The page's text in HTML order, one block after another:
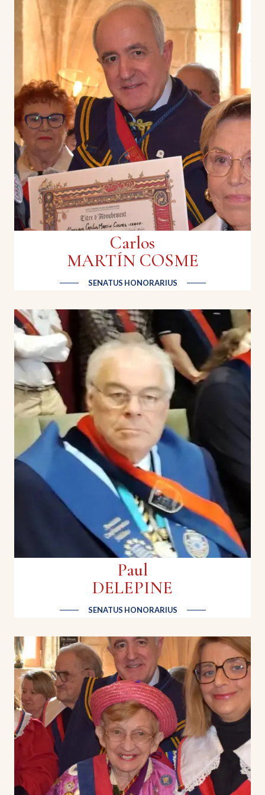
Carlos
MARTÍN COSME
SENATUS HONORARIUS
Paul
DELEPINE
SENATUS HONORARIUS
Claudine COUDERC
Ancienne ingénieure | Airbus
Vice-présidente de la confrérie de la Violette de
Toulouse et dignitaire de la Grande Confrérie du
Cassoulet. Intronisée dans toutes les confréries
LR et récipiendaire du Prix Aurum. Ancienne
ingénieure chez Airbus, elle participe à la
conception du A380, elle incarne avec discrétion,
énergie et fidélité l’esprit confraternel.
Gilles BELZONS
Gérant | Chez Bebelle & Maison Bebelle
Bébelle, récupère les morceaux de viande
emballés comme un bon arrière de rugby. C'est
folklorique, sympathique, convivial, bruyant,
atypique...
Dominique TICHADOU
Gérant | Rotary